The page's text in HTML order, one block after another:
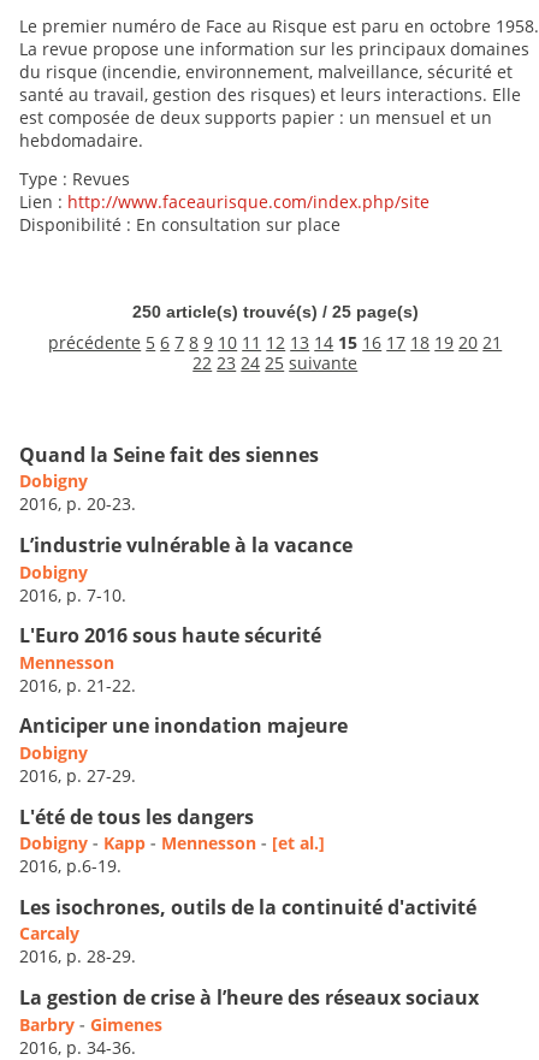
Le premier numéro de Face au Risque est paru en octobre 1958.
La revue propose une information sur les principaux domaines
du risque (incendie, environnement, malveillance, sécurité et
santé au travail, gestion des risques) et leurs interactions. Elle
est composée de deux supports papier : un mensuel et un
hebdomadaire.
Type : Revues
Lien : http://www.faceaurisque.com/index.php/site
Disponibilité : En consultation sur place
250 article(s) trouvé(s) / 25 page(s)
précédente 5 6 7 8 9 10 11 12 13 14 15 16 17 18 19 20 21
22 23 24 25 suivante
Quand la Seine fait des siennes
Dobigny
2016, p. 20-23.
L’industrie vulnérable à la vacance
Dobigny
2016, p. 7-10.
L'Euro 2016 sous haute sécurité
Mennesson
2016, p. 21-22.
Anticiper une inondation majeure
Dobigny
2016, p. 27-29.
L'été de tous les dangers
Dobigny - Kapp - Mennesson - [et al.]
2016, p.6-19.
Les isochrones, outils de la continuité d'activité
Carcaly
2016, p. 28-29.
La gestion de crise à l’heure des réseaux sociaux
Barbry - Gimenes
2016, p. 34-36.